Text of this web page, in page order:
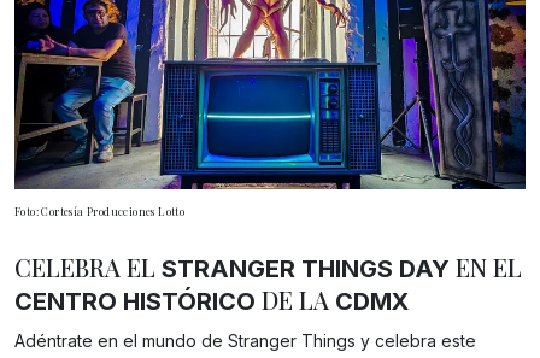
Foto: Cortesía Producciones Lotto
Gracias!
CELEBRA EL STRANGER THINGS DAY EN EL
CENTRO HISTÓRICO DE LA CDMX
Adéntrate en el mundo de Stranger Things y celebra este